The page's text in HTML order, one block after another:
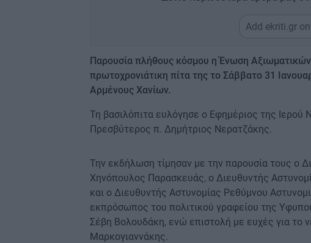
Add ekriti.gr
Παρουσία πλήθους κόσμου η Ένωση
πρωτοχρονιάτικη πίτα της το Σάββατο 31
Αρμένους Χανίων.
Τη βασιλόπιτα ευλόγησε ο Εφημέριος της
Πρεσβύτερος π. Δημήτριος Νερατζάκης.
Την εκδήλωση τίμησαν με την παρουσία τους ο
Χηνόπουλος Παρασκευάς, ο Διευθυντής
και ο Διευθυντής Αστυνομίας Ρεθύμνου
εκπρόσωπος του πολιτικού γραφείου της
Σέβη Βολουδάκη, ενώ επιστολή με ευχές για το
Μαρκογιαννάκης.